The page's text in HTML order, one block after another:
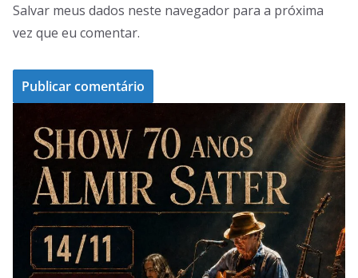
Salvar meus dados neste navegador para a próxima
vez que eu comentar.